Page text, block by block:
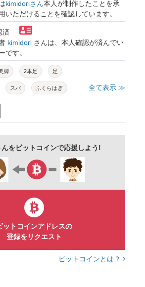
kimidoriさん本人が制作したことを承
いただけることを確認しています。
済
kimidori さんは、本人確認が済んでい
です。
脚 2本足 足
スパ ふくらはぎ
エステ 素足 ケア
ストッキング 足首
ら返り 足がつる
足やせ
トレッチ バレエ
ダンサー 下半身
全て表示 ≫
をビットコインで応援しよう!
ットコインアドレスの
登録をリクエスト
ビットコインとは？